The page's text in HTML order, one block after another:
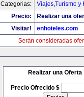
Categorias:
Viajes,Turismo y
Precio:
Realizar una
Visitar!
enhoteles.com
Serán consideradas
Realizar una Oferta
Precio Ofrecido $